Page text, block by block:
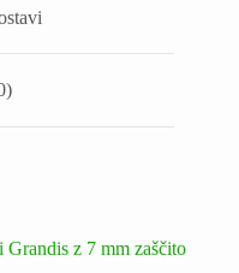
Grandis z 7 mm zaščito